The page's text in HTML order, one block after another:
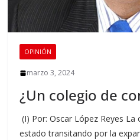
OPINIÓN
marzo 3, 2024
¿Un colegio de
(I) Por: Oscar López Reyes La
estado transitando por la